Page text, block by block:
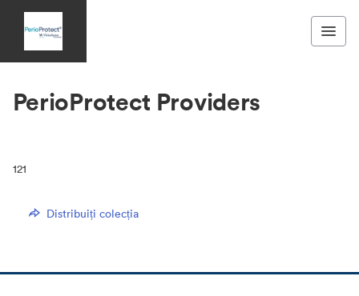
PerioProtect Providers
121
Distribuiți colecția